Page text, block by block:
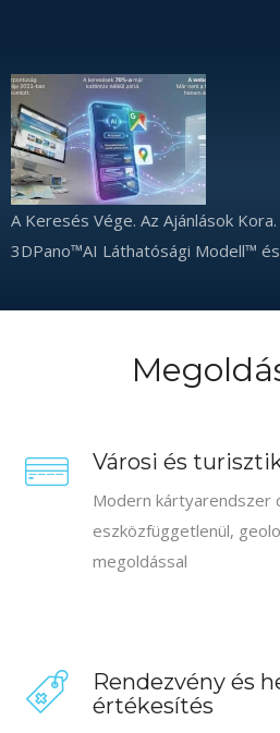
A Keresés Vége. Az Ajánlások Kora.
3DPano™AI Láthatósági Modell™
Városi és
Modern kártyarendszer
eszközfüggetlenül,
megoldással
Rendezvény és
értékesítés